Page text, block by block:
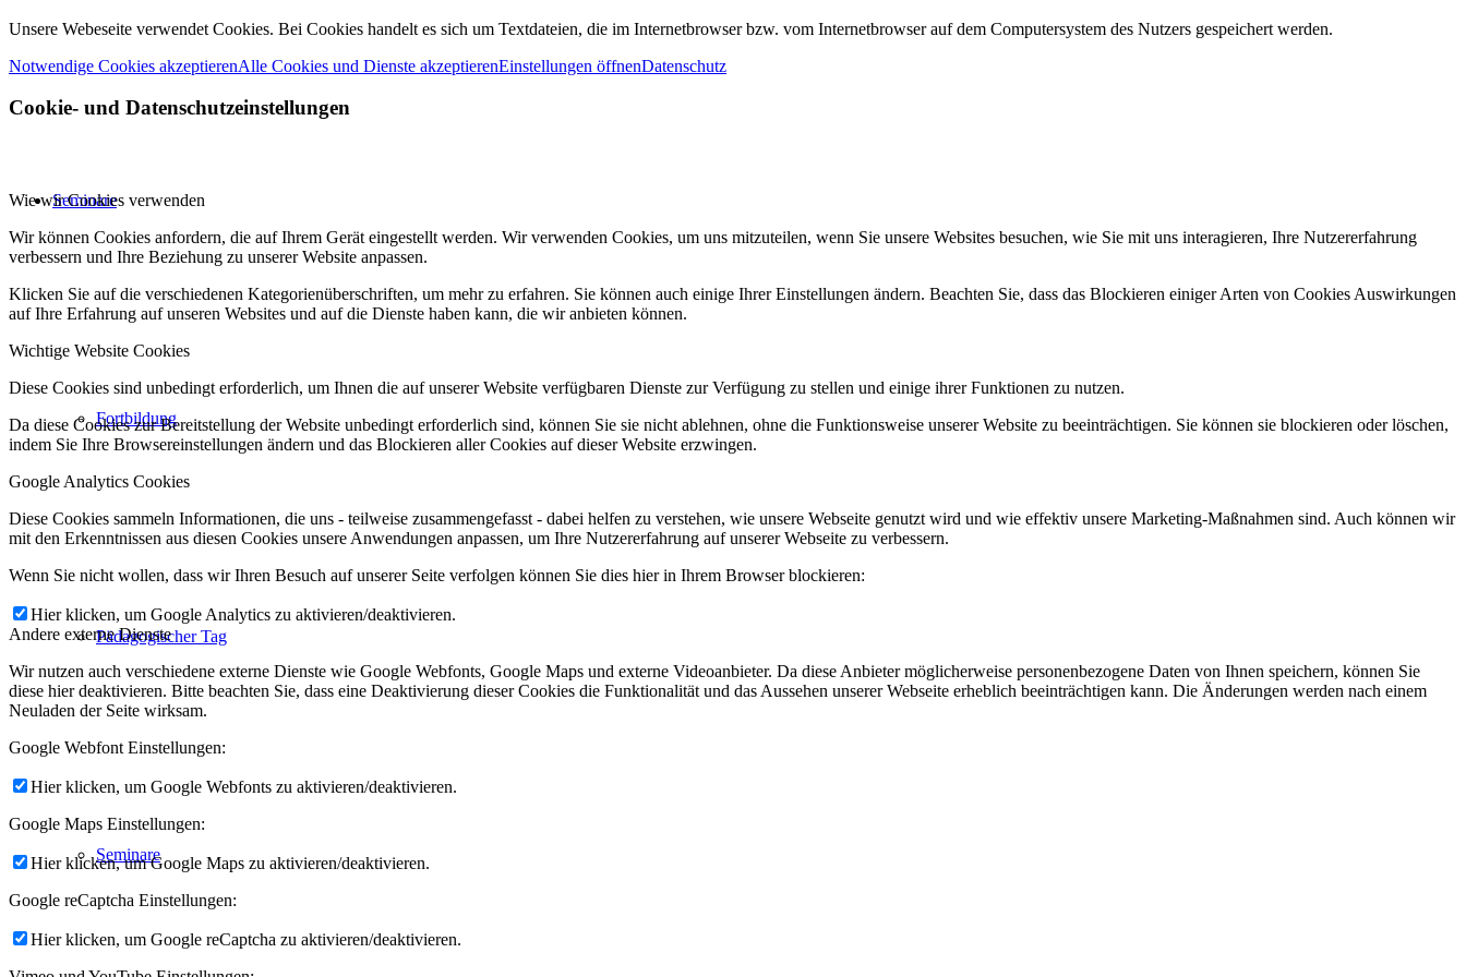
Seminare
Fortbildung
Pädagogischer Tag
Seminare
Unsere Webeseite verwendet Cookies. Bei Cookies handelt es sich um Textdateien, die im Internetbrowser bzw. vom Internetbrowser auf dem Computersystem des Nutzers gespeichert werden.
Notwendige Cookies akzeptierenAlle Cookies und Dienste akzeptierenEinstellungen öffnenDatenschutz
Cookie- und Datenschutzeinstellungen
Wie wir Cookies verwenden
Wir können Cookies anfordern, die auf Ihrem Gerät eingestellt werden. Wir verwenden Cookies, um uns mitzuteilen, wenn Sie unsere Websites besuchen, wie Sie mit uns interagieren, Ihre Nutzererfahrung
verbessern und Ihre Beziehung zu unserer Website anpassen.
Klicken Sie auf die verschiedenen Kategorienüberschriften, um mehr zu erfahren. Sie können auch einige Ihrer Einstellungen ändern. Beachten Sie, dass das Blockieren einiger Arten von Cookies Auswirkungen
auf Ihre Erfahrung auf unseren Websites und auf die Dienste haben kann, die wir anbieten können.
Wichtige Website Cookies
Diese Cookies sind unbedingt erforderlich, um Ihnen die auf unserer Website verfügbaren Dienste zur Verfügung zu stellen und einige ihrer Funktionen zu nutzen.
Da diese Cookies zur Bereitstellung der Website unbedingt erforderlich sind, können Sie sie nicht ablehnen, ohne die Funktionsweise unserer Website zu beeinträchtigen. Sie können sie blockieren oder löschen,
indem Sie Ihre Browsereinstellungen ändern und das Blockieren aller Cookies auf dieser Website erzwingen.
Google Analytics Cookies
Diese Cookies sammeln Informationen, die uns - teilweise zusammengefasst - dabei helfen zu verstehen, wie unsere Webseite genutzt wird und wie effektiv unsere Marketing-Maßnahmen sind. Auch können wir
mit den Erkenntnissen aus diesen Cookies unsere Anwendungen anpassen, um Ihre Nutzererfahrung auf unserer Webseite zu verbessern.
Wenn Sie nicht wollen, dass wir Ihren Besuch auf unserer Seite verfolgen können Sie dies hier in Ihrem Browser blockieren:
Hier klicken, um Google Analytics zu aktivieren/deaktivieren.
Andere externe Dienste
Wir nutzen auch verschiedene externe Dienste wie Google Webfonts, Google Maps und externe Videoanbieter. Da diese Anbieter möglicherweise personenbezogene Daten von Ihnen speichern, können Sie
diese hier deaktivieren. Bitte beachten Sie, dass eine Deaktivierung dieser Cookies die Funktionalität und das Aussehen unserer Webseite erheblich beeinträchtigen kann. Die Änderungen werden nach einem
Neuladen der Seite wirksam.
Google Webfont Einstellungen:
Hier klicken, um Google Webfonts zu aktivieren/deaktivieren.
Google Maps Einstellungen:
Hier klicken, um Google Maps zu aktivieren/deaktivieren.
Google reCaptcha Einstellungen:
Hier klicken, um Google reCaptcha zu aktivieren/deaktivieren.